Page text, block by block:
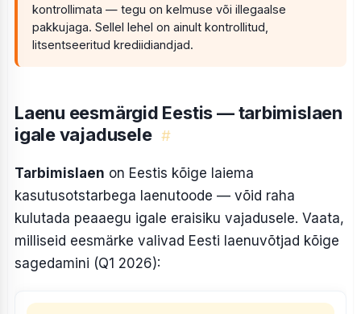
kontrollimata — tegu on kelmuse või illegaalse
pakkujaga. Sellel lehel on ainult kontrollitud,
litsentseeritud krediidiandjad.
Laenu eesmärgid Eestis — tarbimislaen
igale vajadusele #
Tarbimislaen on Eestis kõige laiema
kasutusotstarbega laenutoode — võid raha
kulutada peaaegu igale eraisiku vajadusele. Vaata,
milliseid eesmärke valivad Eesti laenuvõtjad kõige
sagedamini (Q1 2026):